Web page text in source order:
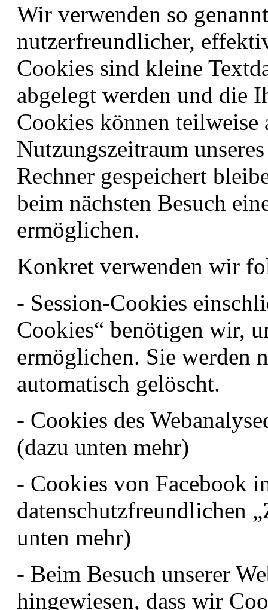
Wir verwenden so
nutzerfreundlicher,
Cookies sind kleine
abgelegt werden und die
Cookies können teilweise
Nutzungszeitraum
Rechner gespeichert
beim nächsten Besuch
ermöglichen.
Konkret verwenden wir
- Session-Cookies
Cookies“ benötigen wir,
ermöglichen. Sie werden
automatisch gelöscht.
- Cookies des
(dazu unten mehr)
- Cookies von Facebook
datenschutzfreundlichen
unten mehr)
- Beim Besuch unserer
hingewiesen, dass wir